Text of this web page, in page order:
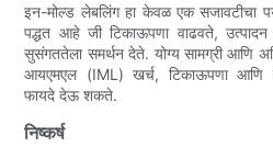
इन-मोल्ड लेबलिंग हा केवळ एक सजावटीचा
पद्धत आहे जी टिकाऊपणा वाढवते,
सुसंगततेला समर्थन देते. योग्य सामग्री आणि
आयएमएल (IML) खर्च, टिकाऊपणा आणि
फायदे देऊ शकते.
निष्कर्ष